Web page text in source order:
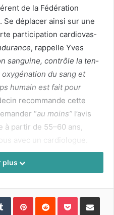
de la Fédéra­tion
déplac­er ain­si sur une
par­tic­i­pa­tion car­dio­vas­
, rap­pelle Yves
san­guine, con­trôle la ten­
du sang et
humain est fait pour
recom­mande cette
“au moins” l’avis
à par­tir de 55–60 ans,
avec un car­di­o­logue.
plus
Tumblr PinterestReddit Pocket